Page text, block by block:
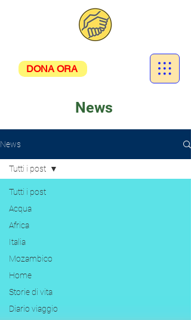
DONA ORA
News
News
Tutti i post
Acqua
Africa
Italia
Mozambico
Home
Storie di vita
Diario viaggio
Tutti i post